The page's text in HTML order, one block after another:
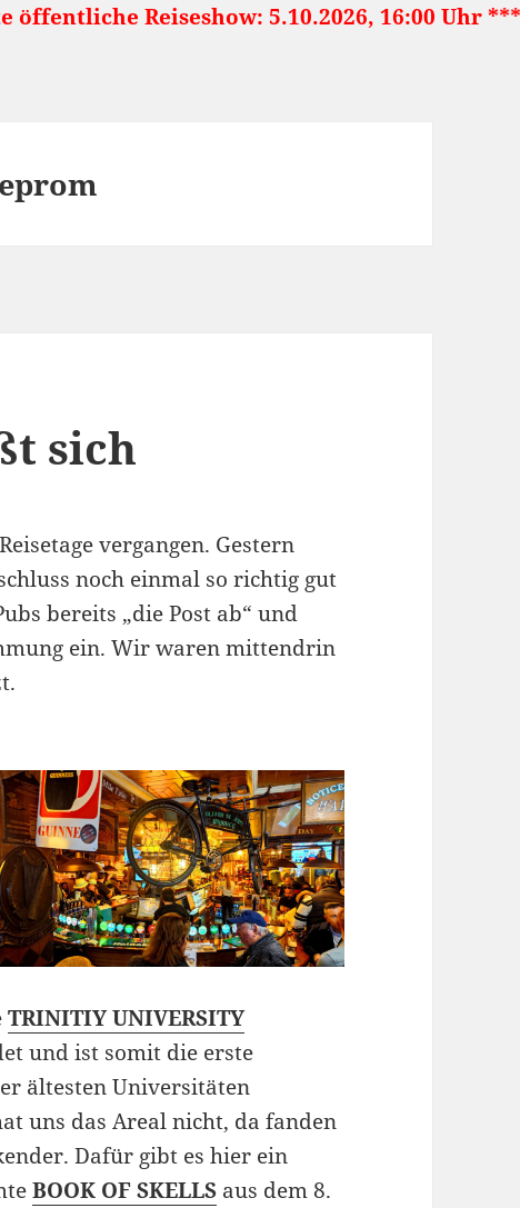
Reiseshow: 5.10.2026, 16:00 Uhr *****
sich
vergangen. Gestern
noch einmal so richtig gut
bereits „die Post ab“ und
ein. Wir waren mittendrin
TRINITIY UNIVERSITY
und ist somit die erste
ältesten Universitäten
uns das Areal nicht, da fanden
Dafür gibt es hier ein
BOOK OF SKELLS aus dem 8.